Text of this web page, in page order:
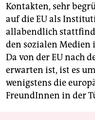
Kontakten, sehr
auf die EU als
allabendlich
den sozialen Medien
Da von der EU nach
erwarten ist, ist es
wenigstens die
FreundInnen in der